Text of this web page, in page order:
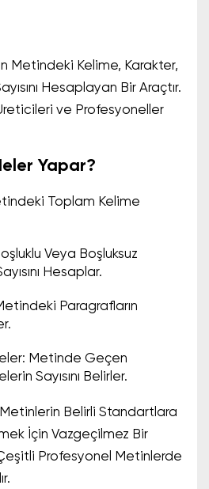
Metindeki Kelime, Karakter,
Hesaplayan Bir Araçtır.
Üreticileri ve Profesyoneller
Yapar?
Toplam Kelime
Veya Boşluksuz
Hesaplar.
Paragrafların
Metinde Geçen
Sayısını Belirler.
Metinlerin Belirli Standartlara
İçin Vazgeçilmez Bir
Profesyonel Metinlerde